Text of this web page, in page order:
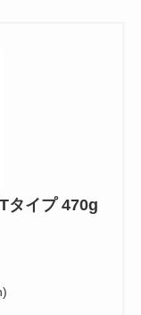
タイプ 470g